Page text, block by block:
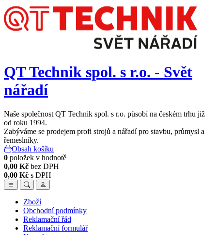
QT Technik spol. s r.o. - Svět
nářadí
Naše společnost QT Technik spol. s r.o. působí na českém trhu již
od roku 1994.
Zabýváme se prodejem profi strojů a nářadí pro stavbu, průmysl a
řemeslníky.
Obsah košíku
0 položek v hodnotě
0,00 Kč bez DPH
0,00 Kč s DPH
Zboží
Obchodní podmínky
Reklamační řád
Reklamační formulář